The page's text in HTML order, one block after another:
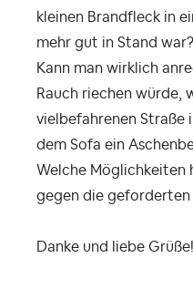
kleinen Brandfleck in
mehr gut in Stand war?
Kann man wirklich
Rauch riechen würde,
vielbefahrenen Straße
dem Sofa ein
Welche Möglichkeiten
gegen die geforderten
Danke und liebe Grüße!